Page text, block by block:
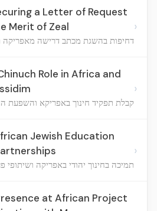
a Letter of Request
Merit of Zeal
דחיפות בהשגת מכתב דרישה מאפריקה
›
Role in Africa and
קבלת תפקיד חינוך באפריקא והשפעת
›
Jewish Education
תמיכה בחינוך יהודי באפריקה ושיתופי
›
at African Project